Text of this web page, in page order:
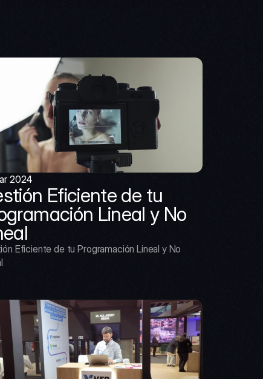
2024
Eficiente de tu
Lineal y No
Eficiente de tu Programación Lineal y No